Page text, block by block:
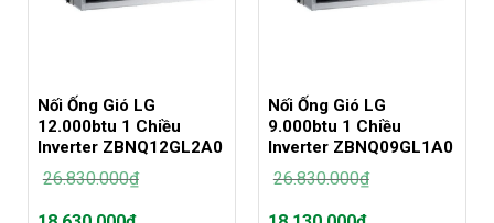
Nối Ống Gió LG
12.000btu 1 Chiều
Inverter ZBNQ12GL2A0
26.830.000₫
Giá
Nối Ống Gió LG
9.000btu 1 Chiều
Inverter ZBNQ09GL1A0
26.830.000₫
Giá